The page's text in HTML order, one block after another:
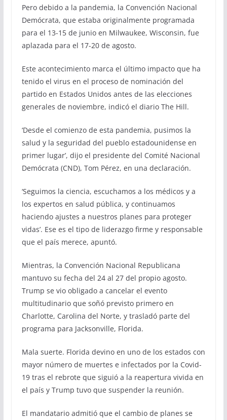
Pero debido a la pandemia, la Convención Nacional
Demócrata, que estaba originalmente programada
para el 13-15 de junio en Milwaukee, Wisconsin, fue
aplazada para el 17-20 de agosto.
Este acontecimiento marca el último impacto que ha
tenido el virus en el proceso de nominación del
partido en Estados Unidos antes de las elecciones
generales de noviembre, indicó el diario The Hill.
‘Desde el comienzo de esta pandemia, pusimos la
salud y la seguridad del pueblo estadounidense en
primer lugar’, dijo el presidente del Comité Nacional
Demócrata (CND), Tom Pérez, en una declaración.
‘Seguimos la ciencia, escuchamos a los médicos y a
los expertos en salud pública, y continuamos
haciendo ajustes a nuestros planes para proteger
vidas’. Ese es el tipo de liderazgo firme y responsable
que el país merece, apuntó.
Mientras, la Convención Nacional Republicana
mantuvo su fecha del 24 al 27 del propio agosto.
Trump se vio obligado a cancelar el evento
multitudinario que soñó previsto primero en
Charlotte, Carolina del Norte, y trasladó parte del
programa para Jacksonville, Florida.
Mala suerte. Florida devino en uno de los estados con
mayor número de muertes e infectados por la Covid-
19 tras el rebrote que siguió a la reapertura vivida en
el país y Trump tuvo que suspender la reunión.
El mandatario admitió que el cambio de planes se